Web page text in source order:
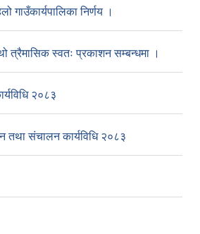
निर्णय ।
स्वतः प्रकाशन सम्बन्धमा ।
२०८३
तथा संचालन कार्यविधि २०८३